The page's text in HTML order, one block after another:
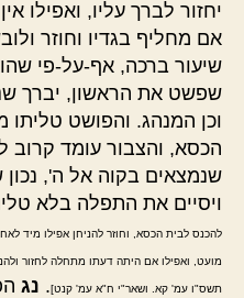
יחזור לברך עליו, ואפילו
אם מחליף בגדיו וחוזר
שיעור ברכה, אף-על-פי
שפשט את הראשון, יברך
וכן המנהג. והפושט
הכסא, והצבור עומד קרוב
שנמצאים בקוה אל ה',
ויסיים את התפלה בלא
להכנס לבית הכסא, וחוזר להניחן אפילו מיד
מועט, ואפילו אם היתה דעתו מתחלה לחזור
תשס"ו עמ' קא. ושאר"י ח"א עמ' קנט]. נג